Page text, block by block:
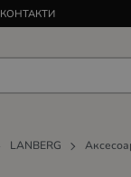
КОНТАКТИ
LANBERG